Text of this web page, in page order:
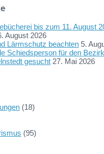
bis zum 11. August
August 2026
Lärmschutz beachten 5.
Schiedsperson für den
gesucht 27. Mai 2026
(18)
(95)